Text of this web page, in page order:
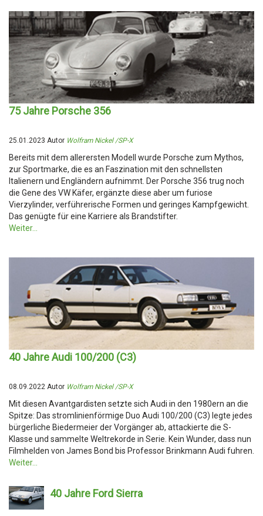
75 Jahre Porsche 356
25.01.2023 Autor Wolfram Nickel /SP-X
Bereits mit dem allerersten Modell wurde Porsche zum Mythos,
zur Sportmarke, die es an Faszination mit den schnellsten
Italienern und Engländern aufnimmt. Der Porsche 356 trug noch
die Gene des VW Käfer, ergänzte diese aber um furiose
Vierzylinder, verführerische Formen und geringes Kampfgewicht.
Das genügte für eine Karriere als Brandstifter.
Weiter...
40 Jahre Audi 100/200 (C3)
08.09.2022 Autor Wolfram Nickel /SP-X
Mit diesen Avantgardisten setzte sich Audi in den 1980ern an die
Spitze: Das stromlinienförmige Duo Audi 100/200 (C3) legte jedes
bürgerliche Biedermeier der Vorgänger ab, attackierte die S-
Klasse und sammelte Weltrekorde in Serie. Kein Wunder, dass nun
Filmhelden von James Bond bis Professor Brinkmann Audi fuhren.
Weiter...
40 Jahre Ford Sierra